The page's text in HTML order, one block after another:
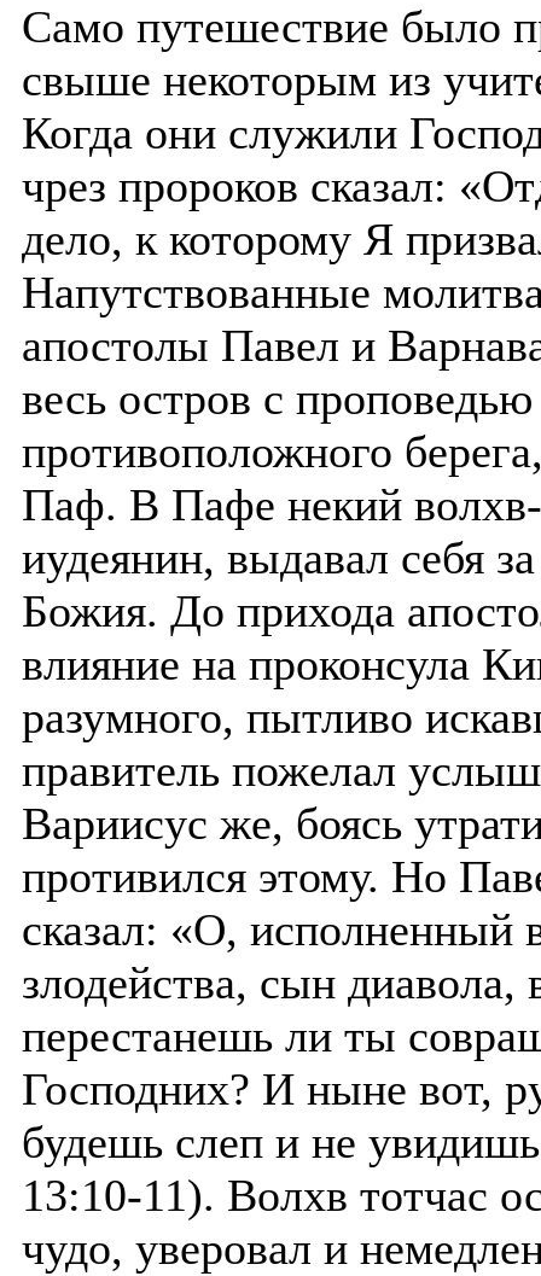
Само путешествие было
свыше некоторым из
Когда они служили
чрез пророков сказал:
дело, к которому Я
Напутствованные
апостолы Павел и
весь остров с
противоположного
Паф. В Пафе некий
иудеянин, выдавал себя
Божия. До прихода
влияние на проконсула
разумного, пытливо
правитель пожелал
Вариисус же, боясь
противился этому. Но
сказал: «О, исполненный
злодейства, сын диавола,
перестанешь ли ты
Господних? И ныне вот,
будешь слеп и не
13:10-11). Волхв тотчас
чудо, уверовал и